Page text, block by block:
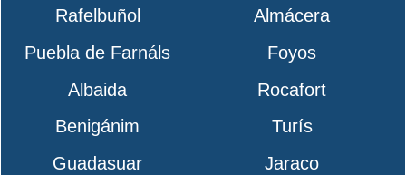
Rafelbuñol
Almácera
Puebla de Farnáls
Foyos
Albaida
Rocafort
Benigánim
Turís
Guadasuar
Jaraco